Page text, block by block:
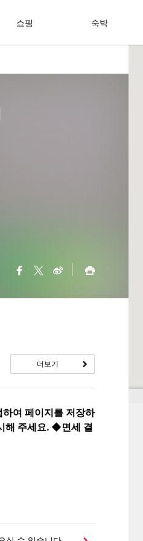
쇼핑 숙박
더보기
여 페이지를 저장하
해 주세요. ◆면세 결